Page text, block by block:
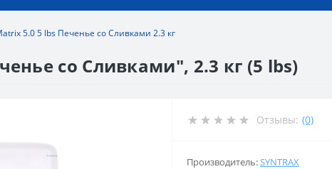
5.0 5 lbs Печенье со Сливками 2.3 кг
со Сливками", 2.3 кг (5 lbs)
Отзывы: (0)
Производитель:SYNTRAX